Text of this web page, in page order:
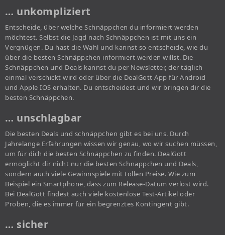
… unkompliziert
Entscheide, über welche Schnäppchen du informiert werden
möchtest. Selbst die Jagd nach Schnäppchen ist mit uns ein
Vergnügen. Du hast die Wahl und kannst so entscheide, wie du
über die besten Schnäppchen informiert werden willst. Die
Schnäppchen und Deals kannst du per Newsletter, der täglich
einmal verschickt wird oder über die DealGott App für Android
und Apple IOS erhalten. Du entscheidest und wir bringen dir die
besten Schnäppchen.
… unschlagbar
Die besten Deals und schnäppchen gibt es bei uns. Durch
Jahrelange Erfahrungen wissen wir genau, wo wir suchen müssen,
um für dich die besten Schnäppchen zu finden. DealGott
ermöglicht dir nicht nur die besten Schnäppchen und Deals,
sondern auch viele Gewinnspiele mit tollen Preise. Wie zum
Beispiel ein Smartphone, dass zum Release-Datum verlost wird.
Bei DealGott findest auch viele kostenlose Test-Artikel oder
Proben, die es immer für ein begrenztes Kontingent gibt.
… sicher